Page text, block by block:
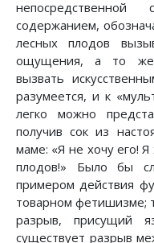
содержанием,
лесных плодов
ощущения, а то же
вызвать
разумеется, и к
легко можно
получив сок из
маме: «Я не хочу его!
плодов!» Было бы
примером действия
товарном фетишизме;
разрыв, присущий
существует разрыв